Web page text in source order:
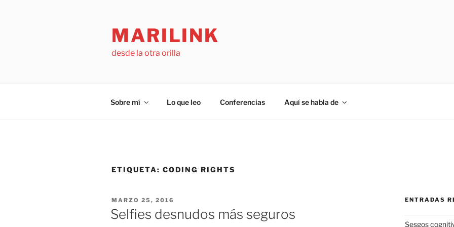
MARILINK
desde la otra orilla
Sobre mí Lo que leo Conferencias Aquí se habla de
ETIQUETA: CODING RIGHTS
PUBLICADO
EL
MARZO 25, 2016
Selfies desnudos más seguros
ENTRADAS
Sesgos